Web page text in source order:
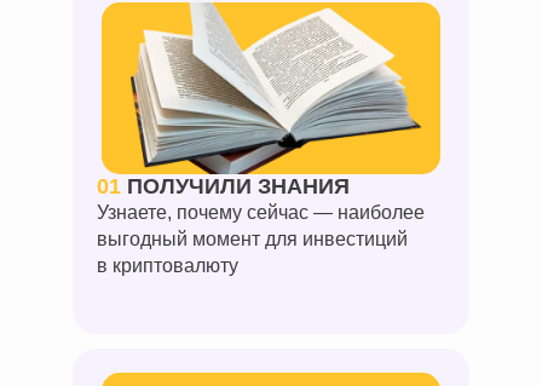
01 ПОЛУЧИЛИ ЗНАНИЯ
Узнаете, почему сейчас — наиболее
выгодный момент для инвестиций
в криптовалюту